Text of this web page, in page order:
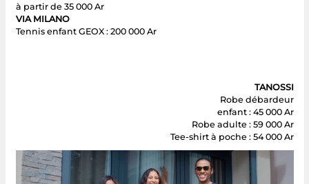
à partir de 35 000 Ar
VIA MILANO
Tennis enfant GEOX : 200 000 Ar
TANOSSI
Robe débardeur
enfant : 45 000 Ar
Robe adulte : 59 000 Ar
Tee-shirt à poche : 54 000 Ar